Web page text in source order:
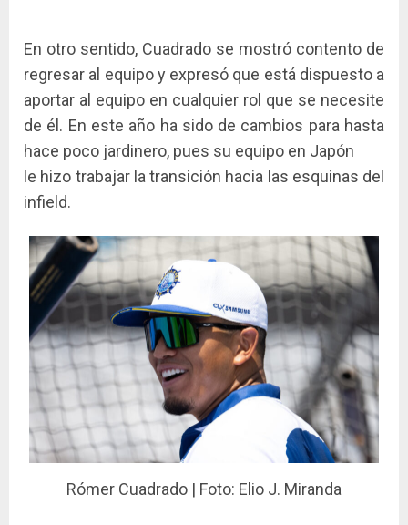
En otro sentido, Cuadrado se mostró contento de
regresar al equipo y expresó que está dispuesto a
aportar al equipo en cualquier rol que se necesite
de él. En este año ha sido de cambios para hasta
hace poco jardinero, pues su equipo en Japón
le hizo trabajar la transición hacia las esquinas del
infield.
Rómer Cuadrado | Foto: Elio J. Miranda